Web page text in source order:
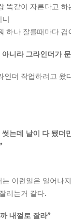
똑같이 자른다고 하
니
하나 잘를때마다 겁
니라 그라인더가
인더 작업하려고 왔
는데 날이 다 됐더
이런일은 일어나
리는거 같다.
내껄로 잘라”